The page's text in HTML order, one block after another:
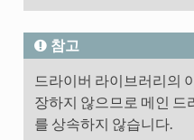
참고
드라이버 라이브러리의
장하지 않으므로 메인 드
를 상속하지 않습니다.